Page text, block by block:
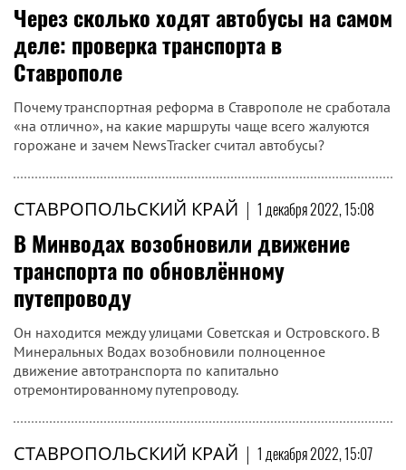
Через сколько ходят автобусы на самом
деле: проверка транспорта в
Ставрополе
Почему транспортная реформа в Ставрополе не сработала
«на отлично», на какие маршруты чаще всего жалуются
горожане и зачем NewsTracker считал автобусы?
СТАВРОПОЛЬСКИЙ КРАЙ | 1 декабря 2022, 15:08
В Минводах возобновили движение
транспорта по обновлённому
путепроводу
Он находится между улицами Советская и Островского. В
Минеральных Водах возобновили полноценное
движение автотранспорта по капитально
отремонтированному путепроводу.
СТАВРОПОЛЬСКИЙ КРАЙ | 1 декабря 2022, 15:07